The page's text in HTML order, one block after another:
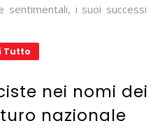
sentimentali, i suoi successi
Tutto
nei nomi dei
nazionale